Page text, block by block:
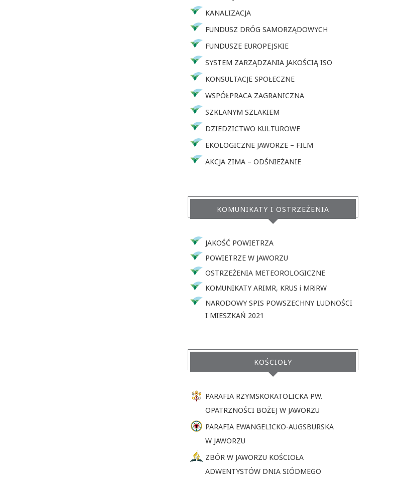
KANALIZACJA
FUNDUSZ DRÓG SAMORZĄDOWYCH
FUNDUSZE EUROPEJSKIE
SYSTEM ZARZĄDZANIA JAKOŚCIĄ ISO
KONSULTACJE SPOŁECZNE
WSPÓŁPRACA ZAGRANICZNA
SZKLANYM SZLAKIEM
DZIEDZICTWO KULTUROWE
EKOLOGICZNE JAWORZE – FILM
AKCJA ZIMA – ODŚNIEŻANIE
KOMUNIKATY I OSTRZEŻENIA
JAKOŚĆ POWIETRZA
POWIETRZE W JAWORZU
OSTRZEŻENIA METEOROLOGICZNE
KOMUNIKATY ARIMR, KRUS i MRiRW
NARODOWY SPIS POWSZECHNY LUDNOŚCI
I MIESZKAŃ 2021
KOŚCIOŁY
PARAFIA RZYMSKOKATOLICKA PW.
OPATRZNOŚCI BOŻEJ W JAWORZU
PARAFIA EWANGELICKO-AUGSBURSKA
W JAWORZU
ZBÓR W JAWORZU KOŚCIOŁA
ADWENTYSTÓW DNIA SIÓDMEGO